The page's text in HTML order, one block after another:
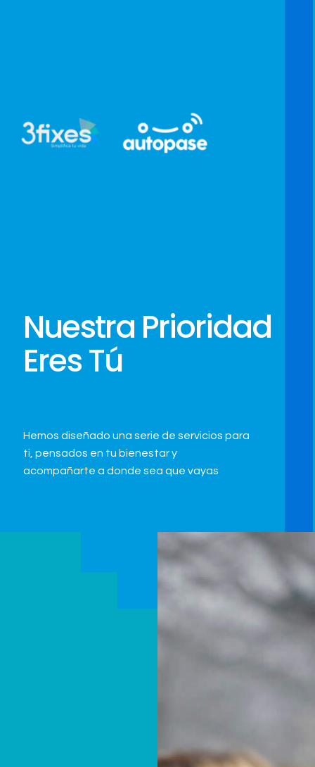
Nuestra Prioridad
Eres Tú
Hemos diseñado una serie de servicios para
ti, pensados en tu bienestar y
acompañarte a donde sea que vayas